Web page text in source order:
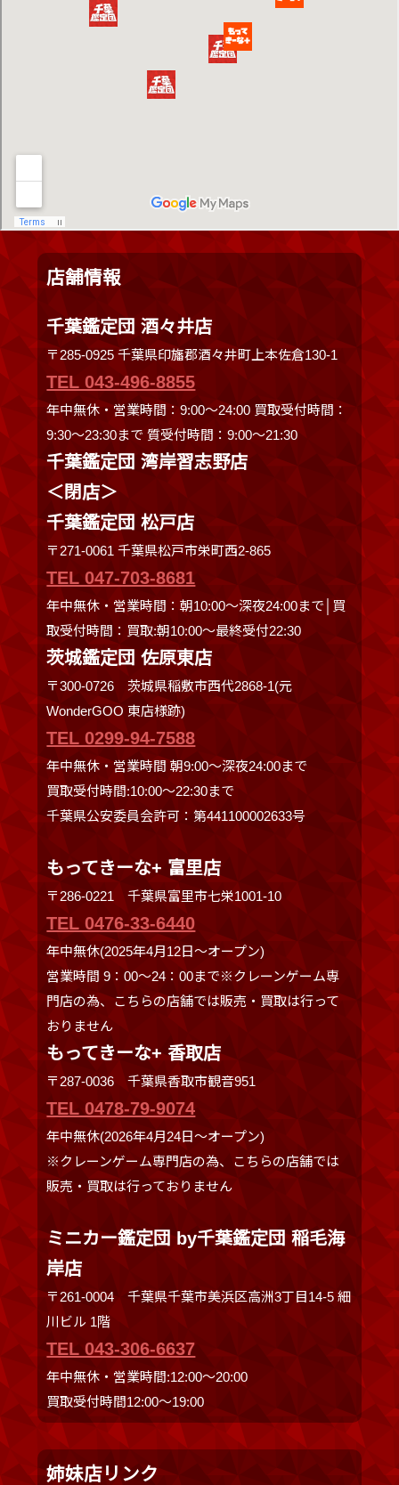
店舗情報
千葉鑑定団 酒々井店
〒285-0925 千葉県印旛郡酒々井町上本佐倉130-1
TEL 043-496-8855
年中無休・営業時間：9:00～24:00 買取受付時間：
9:30〜23:30まで 質受付時間：9:00～21:30
千葉鑑定団 湾岸習志野店
＜閉店＞
千葉鑑定団 松戸店
〒271-0061 千葉県松戸市栄町西2-865
TEL 047-703-8681
年中無休・営業時間：朝10:00～深夜24:00まで│買
取受付時間：買取:朝10:00～最終受付22:30
茨城鑑定団 佐原東店
〒300-0726 茨城県稲敷市西代2868-1(元
WonderGOO 東店様跡)
TEL 0299-94-7588
年中無休・営業時間 朝9:00〜深夜24:00まで
買取受付時間:10:00〜22:30まで
千葉県公安委員会許可：第441100002633号
もってきーな+ 富里店
〒286-0221 千葉県富里市七栄1001-10
TEL 0476-33-6440
年中無休(2025年4月12日～オープン)
営業時間 9：00～24：00まで※クレーンゲーム専
門店の為、こちらの店舗では販売・買取は行って
おりません
もってきーな+ 香取店
〒287-0036 千葉県香取市観音951
TEL 0478-79-9074
年中無休(2026年4月24日～オープン)
※クレーンゲーム専門店の為、こちらの店舗では
販売・買取は行っておりません
ミニカー鑑定団 by千葉鑑定団 稲毛海
岸店
〒261-0004 千葉県千葉市美浜区高洲3丁目14-5 細
川ビル 1階
TEL 043-306-6637
年中無休・営業時間:12:00〜20:00
買取受付時間12:00〜19:00
姉妹店リンク